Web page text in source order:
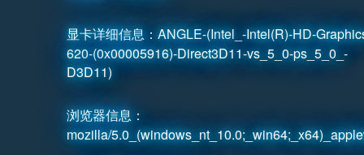
显卡详细信息：ANGLE-(Intel_-Intel(R)-HD-
620-(0x00005916)-Direct3D11-vs_5_0-ps_5_0_-
D3D11)
浏览器信息：
mozilla/